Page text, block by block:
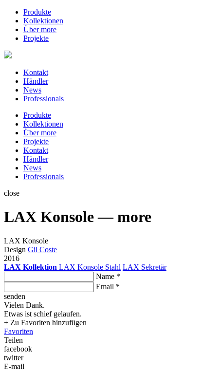
Produkte
Kollektionen
Über more
Projekte
Kontakt
Händler
News
Professionals
Produkte
Kollektionen
Über more
Projekte
Kontakt
Händler
News
Professionals
close
LAX Konsole — more
LAX Konsole
Design Gil Coste
2016
LAX Kollektion LAX Konsole Stahl LAX Sekretär
Name *
Email *
senden
Vielen Dank.
Etwas ist schief gelaufen.
+ Zu Favoriten hinzufügen
Favoriten
Teilen
facebook
twitter
E-mail